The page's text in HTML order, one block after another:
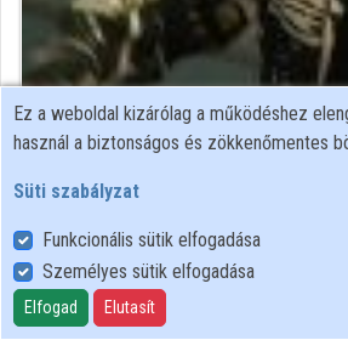
orvos, egyetemi tanár
Közreműködő felvételei
Névjegyek
Névjegy
Ez a weboldal kizárólag a működéshez
használ a biztonságos és zökkenőmentes
Süti szabályzat
Funkcionális sütik elfogadása
Személyes sütik elfogadása
Elfogad Elutasít